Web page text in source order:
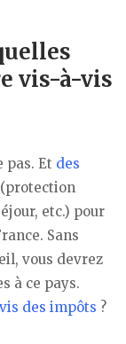
vis-à-vis
pas. Et des
(protection
etc.) pour
Sans
vous devrez
à ce pays.
des impôts ?